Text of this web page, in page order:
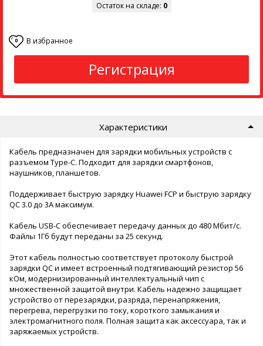
Остаток на складе: 0
0 В избранное
Регистрация
Характеристики
Кабель предназначен для зарядки мобильных устройств с
разъемом Type-C. Подходит для зарядки смартфонов,
наушников, планшетов.
Поддерживает быструю зарядку Huawei FCP и быструю зарядку
QC 3.0 до 3A максимум.
Кабель USB-C обеспечивает передачу данных до 480 Мбит/с.
Файлы 1Гб будут переданы за 25 секунд.
Этот кабель полностью соответствует протоколу быстрой
зарядки QC и имеет встроенный подтягивающий резистор 56
кОм, модернизированный интеллектуальный чип с
множественной защитой внутри. Кабель надежно защищает
устройство от перезарядки, разряда, перенапряжения,
перегрева, перегрузки по току, короткого замыкания и
электромагнитного поля. Полная защита как аксессуара, так и
заряжаемых устройств.